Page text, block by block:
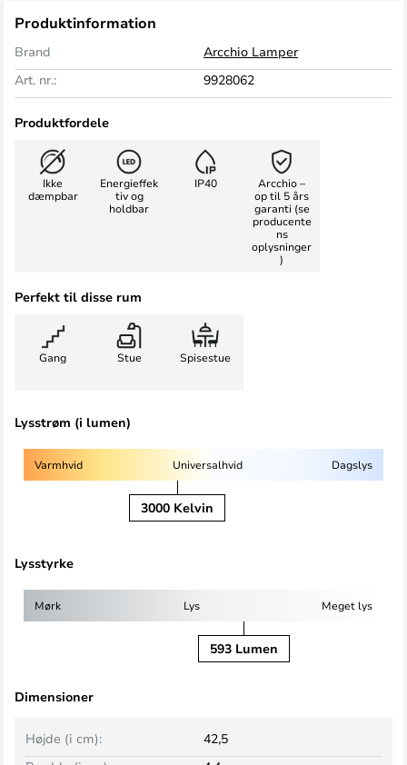
Produktinformation
Brand
Arcchio Lamper
Art. nr.:
9928062
Produktfordele
Ikke
dæmpbar
Energieffek
tiv og
holdbar
IP40
Arcchio –
op til 5 års
garanti (se
producente
ns
oplysninger
)
Perfekt til disse rum
Gang Stue Spisestue
Lysstrøm (i lumen)
Varmhvid Universalhvid Dagslys
3000 Kelvin
Lysstyrke
Mørk Lys Meget lys
593 Lumen
Dimensioner
Højde (i cm): 42,5